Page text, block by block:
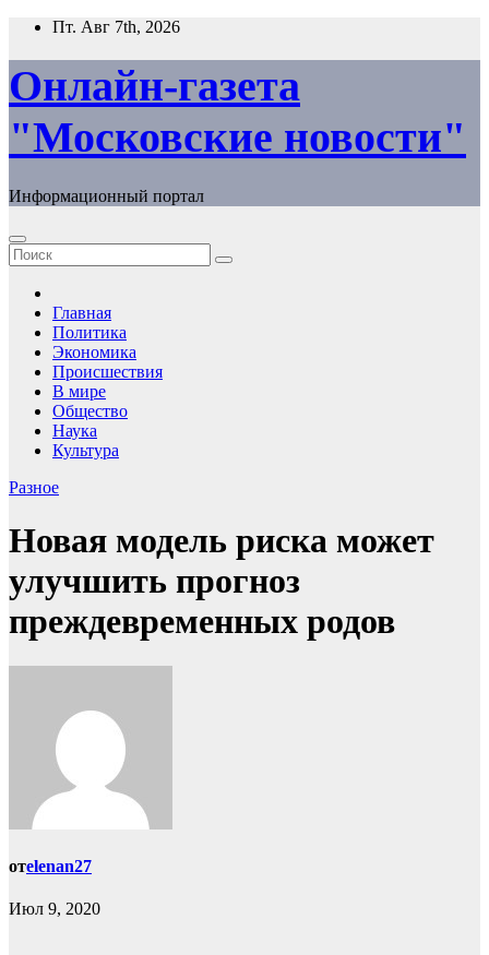
Перейти
содержимому
Пт. Авг 7th, 2026
Онлайн-газета
"Московские новости"
Информационный портал
Главная
Политика
Экономика
Происшествия
В мире
Общество
Наука
Культура
Разное
Новая модель риска может
улучшить прогноз
преждевременных родов
отelenan27
Июл 9, 2020